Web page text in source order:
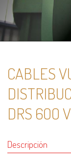
CABLES
DRS 6OO
Descripción